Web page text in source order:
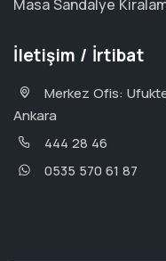
Masa Sandalye
İletişim / İrtibat
Merkez Ofis:
Ankara
444 28 46
0535 570 61 87